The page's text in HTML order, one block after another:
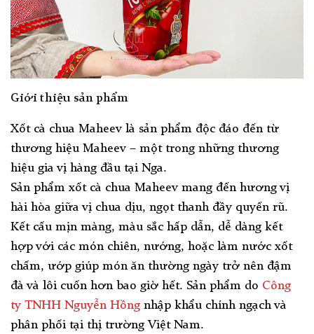
Giới thiệu sản phẩm
Xốt cà chua Maheev là sản phẩm độc đáo đến từ
thương hiệu Maheev – một trong những thương
hiệu gia vị hàng đầu tại Nga.
Sản phẩm xốt cà chua Maheev mang đến hương vị
hài hòa giữa vị chua dịu, ngọt thanh đầy quyến rũ.
Kết cấu mịn màng, màu sắc hấp dẫn, dễ dàng kết
hợp với các món chiên, nướng, hoặc làm nước xốt
chấm, ướp giúp món ăn thường ngày trở nên đậm
đà và lôi cuốn hơn bao giờ hết. Sản phẩm do Công
ty TNHH Nguyễn Hồng nhập khẩu chính ngạch và
phân phối tại thị trường Việt Nam.